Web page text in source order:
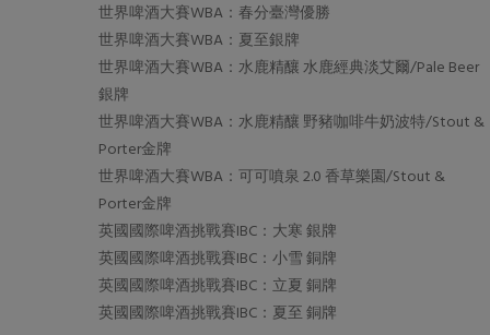
世界啤酒大賽WBA：春分臺灣優勝
世界啤酒大賽WBA：夏至銀牌
世界啤酒大賽WBA：水鹿精釀 水鹿經典淡艾爾/Pale Beer
銀牌
世界啤酒大賽WBA：水鹿精釀 野豬咖啡牛奶波特/Stout &
Porter金牌
世界啤酒大賽WBA：可可噴泉 2.0 香草樂園/Stout &
Porter金牌
英國國際啤酒挑戰賽IBC：大寒 銀牌
英國國際啤酒挑戰賽IBC：小雪 銅牌
英國國際啤酒挑戰賽IBC：立夏 銅牌
英國國際啤酒挑戰賽IBC：夏至 銅牌